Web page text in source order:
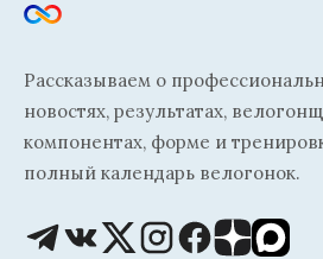
Рассказываем о
новостях, результатах,
компонентах, форме и
полный календарь велогонок.